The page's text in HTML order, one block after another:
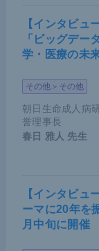
【インタビ
「ビッグデー
学・医療の未
その他＞その他
朝日生命成人病
誉理事長
春日 雅人 先生
【インタビ
ーマに20年を
月中旬に開催